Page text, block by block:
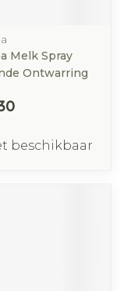
Melk Spray
Ontwarring
beschikbaar